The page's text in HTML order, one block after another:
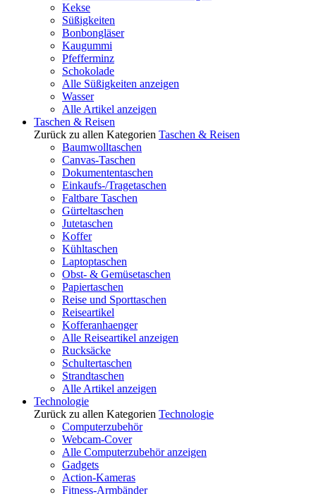
Kekse
Süßigkeiten
Bonbongläser
Kaugummi
Pfefferminz
Schokolade
Alle Süßigkeiten anzeigen
Wasser
Alle Artikel anzeigen
Taschen & Reisen
Zurück zu allen Kategorien Taschen & Reisen
Baumwolltaschen
Canvas-Taschen
Dokumententaschen
Einkaufs-/Tragetaschen
Faltbare Taschen
Gürteltaschen
Jutetaschen
Koffer
Kühltaschen
Laptoptaschen
Obst- & Gemüsetaschen
Papiertaschen
Reise und Sporttaschen
Reiseartikel
Kofferanhaenger
Alle Reiseartikel anzeigen
Rucksäcke
Schultertaschen
Strandtaschen
Alle Artikel anzeigen
Technologie
Zurück zu allen Kategorien Technologie
Computerzubehör
Webcam-Cover
Alle Computerzubehör anzeigen
Gadgets
Action-Kameras
Fitness-Armbänder